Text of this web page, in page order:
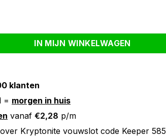
Keeper 585 aantal
IN MIJN WINKELWAGEN
klanten
= morgen in huis
vanaf €2,28 p/m
over Kryptonite vouwslot code Keeper 585